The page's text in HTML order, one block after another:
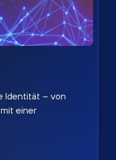
Identität – von
einer